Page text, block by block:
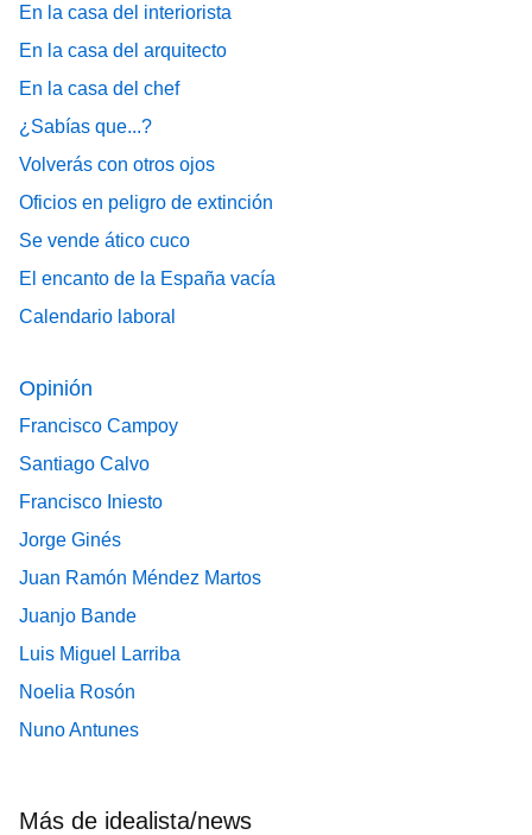
En la casa del interiorista
En la casa del arquitecto
En la casa del chef
¿Sabías que...?
Volverás con otros ojos
Oficios en peligro de extinción
Se vende ático cuco
El encanto de la España vacía
Calendario laboral
Opinión
Francisco Campoy
Santiago Calvo
Francisco Iniesto
Jorge Ginés
Juan Ramón Méndez Martos
Juanjo Bande
Luis Miguel Larriba
Noelia Rosón
Nuno Antunes
Más de idealista/news